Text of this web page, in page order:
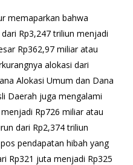
memaparkan bahwa
Rp3,247 triliun menjadi
Rp362,97 miliar atau
alokasi dari
Alokasi Umum dan Dana
Daerah juga mengalami
Rp726 miliar atau
dari Rp2,374 triliun
pendapatan hibah yang
Rp321 juta menjadi Rp325